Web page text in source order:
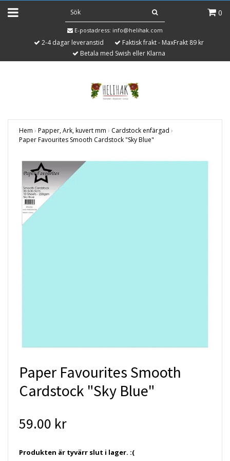
0
E-postadress: info@helihak.com
2-4 dagar leveranstid
Faktisk frakt - MaxFrakt 89 kr
Betala med Swish eller Klarna
Hem › Papper, Ark, kuvert mm › Cardstock enfärgad ›
Paper Favourites Smooth Cardstock "Sky Blue"
Paper Favourites Smooth
Cardstock "Sky Blue"
59.00 kr
Produkten är tyvärr slut i lager. :(